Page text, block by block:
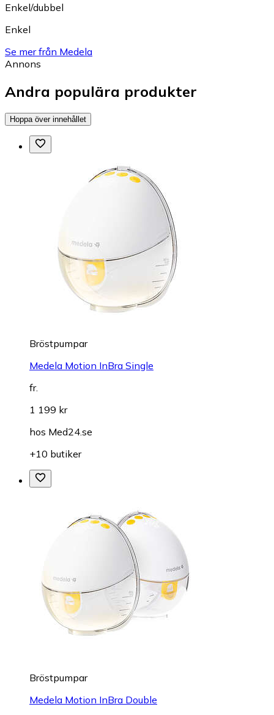
Enkel/dubbel
Enkel
Se mer från Medela
Annons
Andra populära produkter
Hoppa över innehållet
Bröstpumpar
Medela Motion InBra Single
fr.
1 199 kr
hos Med24.se
+10 butiker
Bröstpumpar
Medela Motion InBra Double